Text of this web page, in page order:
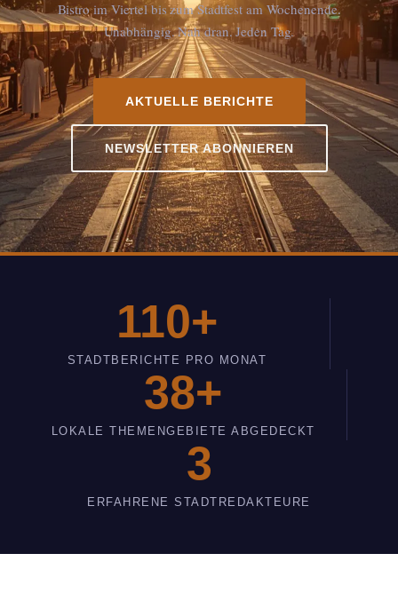
Bistro im Viertel bis zum Stadtfest am Wochenende.
Unabhängig. Nah dran. Jeden Tag.
AKTUELLE BERICHTE
NEWSLETTER ABONNIEREN
110+
STADTBERICHTE PRO MONAT
38+
LOKALE THEMENGEBIETE ABGEDECKT
3
ERFAHRENE STADTREDAKTEURE